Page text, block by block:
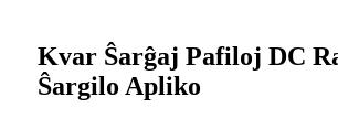
Kvar Ŝarĝaj Pafiloj DC
Ŝargilo Apliko